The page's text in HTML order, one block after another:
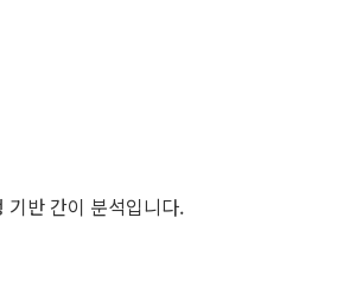
반 간이 분석입니다.